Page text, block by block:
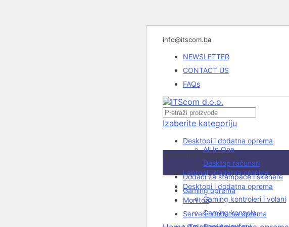
info@itscom.ba
NEWSLETTER
CONTACT US
FAQs
Izaberite kategoriju
Desktopi i dodatna oprema
All In One
Desktop računari
Dodaci za štampače i skenere
Gaming oprema
Gaming kontroleri i volani
Gaming konzole
Izaberite kategoriju
Laptopi i dodatna oprema
Desktopi i dodatna oprema
Monitori
Serveri i dodatna oprema
Rasprodato
Click to enlarge